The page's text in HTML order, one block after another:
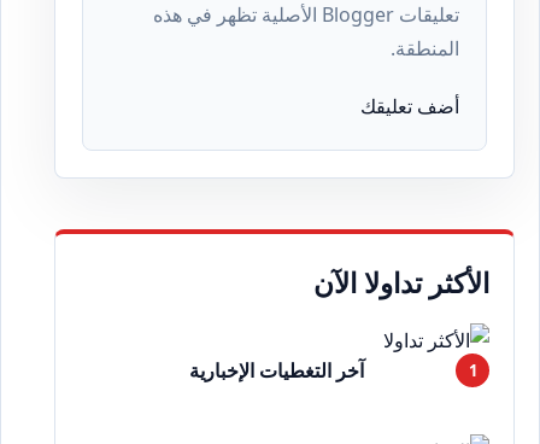
تعليقات Blogger الأصلية تظهر في هذه
المنطقة.
أضف تعليقك
الأكثر تداولا الآن
آخر التغطيات الإخبارية